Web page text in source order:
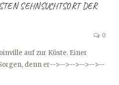
SEHNSUCHTSORT DER
0
auf zur Küste. Einer
denn er-->-->-->-->-->--